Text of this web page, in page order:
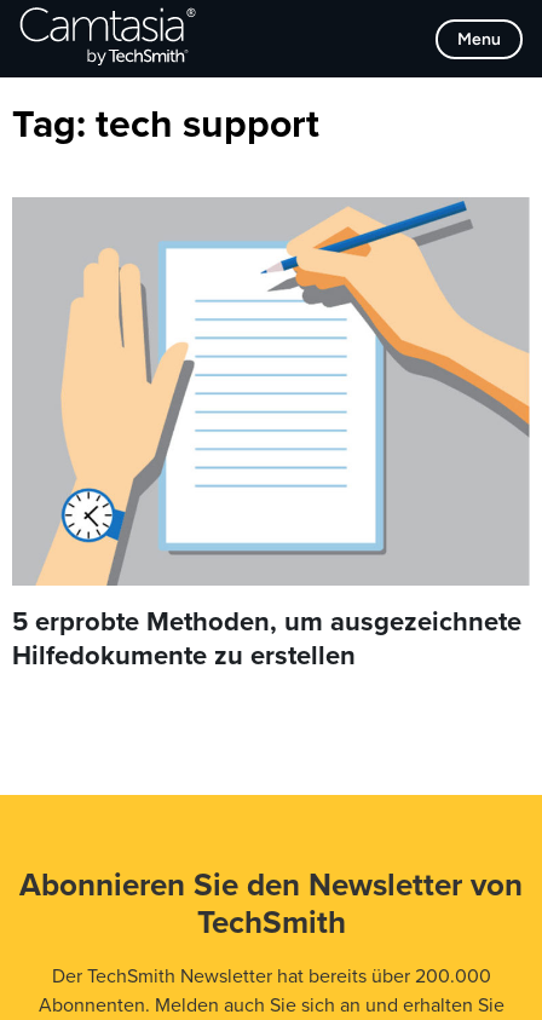
Direkt
zum
Menu
Browse Categories
Tag: tech support
5 erprobte Methoden, um ausgezeichnete
Hilfedokumente zu erstellen
Abonnieren Sie den Newsletter von
TechSmith
Der TechSmith Newsletter hat bereits über 200.000
Abonnenten. Melden auch Sie sich an und erhalten Sie